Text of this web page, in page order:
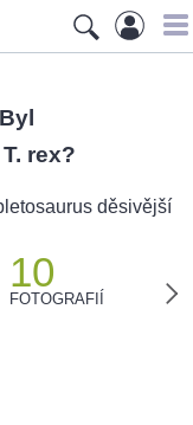
rex?
10
FOTOGRAFIÍ